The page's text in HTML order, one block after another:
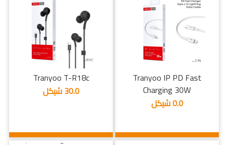
Tranyoo IP PD Fast
Charging 30W
0.0 شيكل
Tranyoo T-R18c
30.0 شيكل